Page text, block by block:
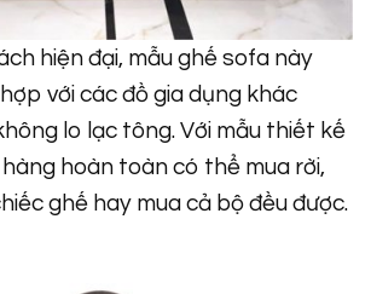
hiện đại, mẫu ghế sofa này
với các đồ gia dụng khác
lo lạc tông. Với mẫu thiết kế
hoàn toàn có thể mua rời,
ghế hay mua cả bộ đều được.